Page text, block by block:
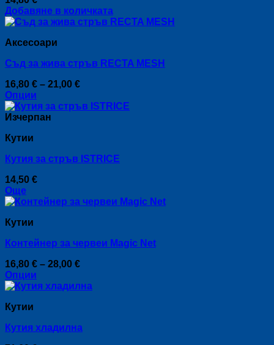
Добавяне в количката
Аксесоари
Съд за жива стръв RECTA MESH
16,80 € – 21,00 €Price
16,80 €
Опции
This
product
multiple
The
may
be
chosen
the
product
page
Изчерпан
Кутии
Кутия за стръв ISTRICE
14,50 €
Още
Кутии
Контейнер за червеи Мagic Net
16,80 € – 28,00 €Price
16,80 €
Опции
This
has
variants.
Кутии
Кутия хладилна